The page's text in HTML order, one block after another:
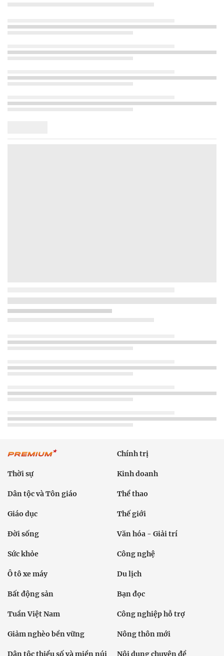
Chính trị
Thời sự Kinh doanh
Dân tộc và Tôn giáo Thể thao
Giáo dục Thế giới
Đời sống Văn hóa - Giải trí
Sức khỏe Công nghệ
Ô tô xe máy Du lịch
Bất động sản Bạn đọc
Tuần Việt Nam Công nghiệp hỗ trợ
Giảm nghèo bền vững Nông thôn mới
Dân tộc thiểu số và miền núi Nội dung chuyên đề